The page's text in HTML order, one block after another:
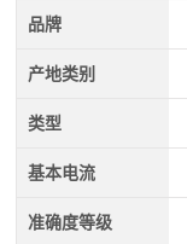
品牌
产地类别
类型
基本电流
准确度等级